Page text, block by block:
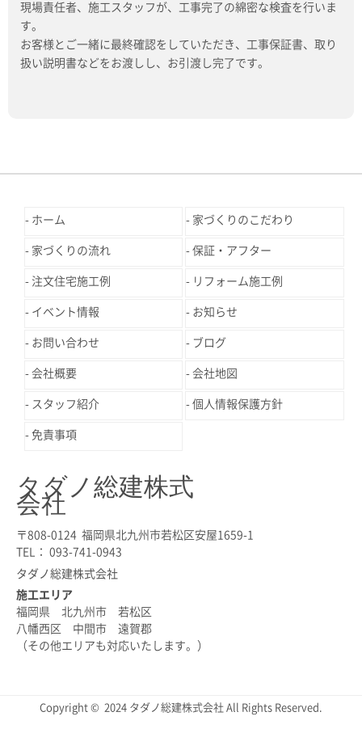
現場責任者、施工スタッフが、工事完了の綿密な検査を行いま
す。
お客様とご一緒に最終確認をしていただき、工事保証書、取り
扱い説明書などをお渡しし、お引渡し完了です。
ホーム 家づくりのこだわり
家づくりの流れ 保証・アフター
注文住宅施工例 リフォーム施工例
イベント情報 お知らせ
お問い合わせ ブログ
会社概要 会社地図
スタッフ紹介 個人情報保護方針
免責事項
タダノ総建株式
会社
〒808-0124 福岡県北九州市若松区安屋1659-1
TEL： 093-741-0943
タダノ総建株式会社
施工エリア
福岡県 北九州市 若松区
八幡西区 中間市 遠賀郡
（その他エリアも対応いたします。）
Copyright © 2024 タダノ総建株式会社 All Rights Reserved.